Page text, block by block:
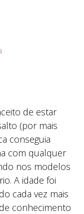
de estar
(por mais
conseguia
com qualquer
nos modelos
A idade foi
cada vez mais
conhecimento